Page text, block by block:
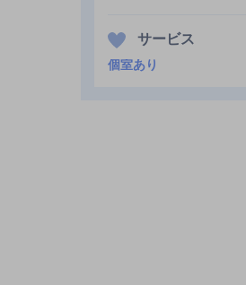
サービス
個室あり